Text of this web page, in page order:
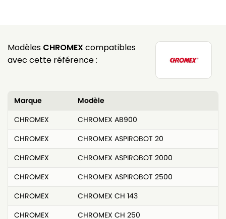
Modèles CHROMEXcompatibles
avec cette référence :
Marque
Modèle
CHROMEX
CHROMEX AB900
CHROMEX
CHROMEX ASPIROBOT 20
CHROMEX
CHROMEX ASPIROBOT 2000
CHROMEX
CHROMEX ASPIROBOT 2500
CHROMEX
CHROMEX CH 143
CHROMEX
CHROMEX CH 250